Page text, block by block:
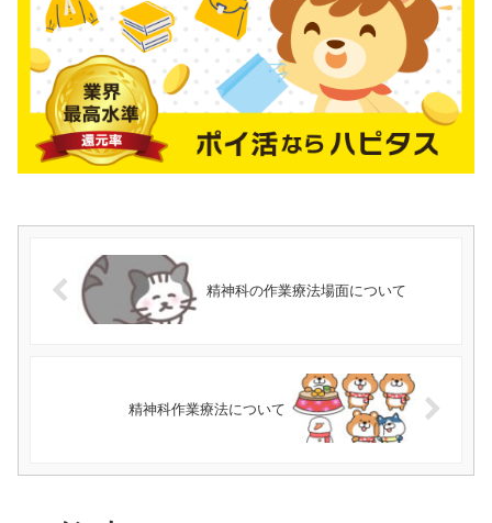
精神科の作業療法場面について
精神科作業療法について